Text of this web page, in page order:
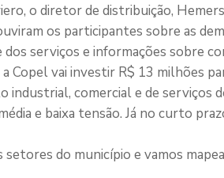
o diretor de distribuição,
os participantes sobre as
dos serviços e informações sobre
Copel vai investir R$ 13 milhões
industrial, comercial e de serviços
e baixa tensão. Já no curto
setores do município e vamos